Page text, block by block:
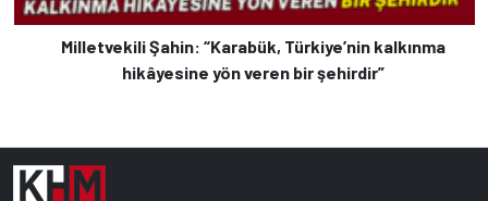
Milletvekili Şahin: “Karabük, Türkiye’nin kalkınma
hikâyesine yön veren bir şehirdir”